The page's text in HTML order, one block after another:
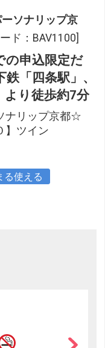
ソナリップ京
ド：BAV1100]
の申込限定だ
「四条駅」、
より徒歩約7分
ナリップ京都☆
】ツイン
る使える